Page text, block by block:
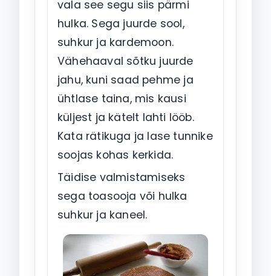
vala see segu siis pärmi
hulka. Sega juurde sool,
suhkur ja kardemoon.
Vähehaaval sõtku juurde
jahu, kuni saad pehme ja
ühtlase taina, mis kausi
küljest ja kätelt lahti lööb.
Kata rätikuga ja lase tunnike
soojas kohas kerkida.
Täidise valmistamiseks
sega toasooja või hulka
suhkur ja kaneel.